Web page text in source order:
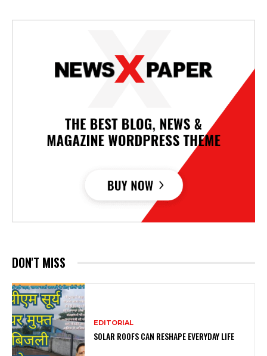
DON'T MISS
EDITORIAL
SOLAR ROOFS CAN RESHAPE EVERYDAY LIFE